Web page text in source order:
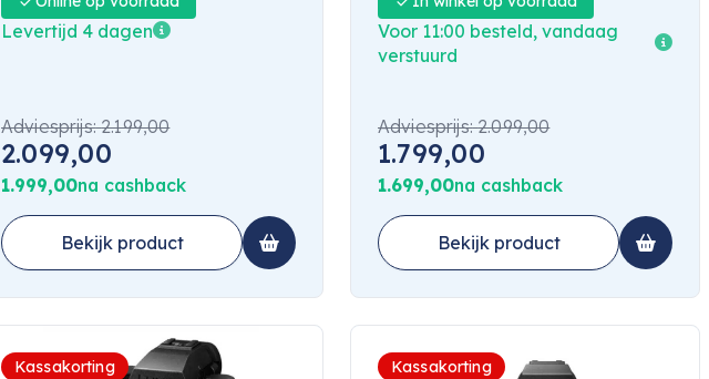
Levertijd 4 dagen
Adviesprijs: 2.199,00
2.099,00
1.999,00na cashback
Bekijk product
Voor 11:00 besteld, vandaag
verstuurd
Adviesprijs: 2.099,00
1.799,00
1.699,00na cashback
Bekijk product
Kassakorting Kassakorting